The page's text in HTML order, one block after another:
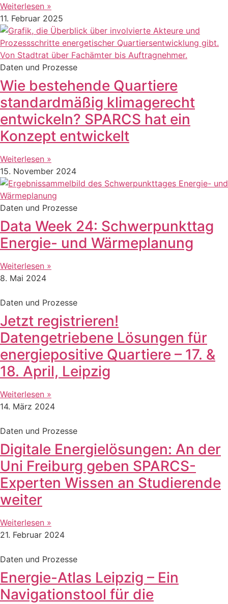
Weiterlesen »
11. Februar 2025
Daten und Prozesse
Wie bestehende Quartiere
standardmäßig klimagerecht
entwickeln? SPARCS hat ein
Konzept entwickelt
Weiterlesen »
15. November 2024
Daten und Prozesse
Data Week 24: Schwerpunkttag
Energie- und Wärmeplanung
Weiterlesen »
8. Mai 2024
Daten und Prozesse
Jetzt registrieren!
Datengetriebene Lösungen für
energiepositive Quartiere – 17. &
18. April, Leipzig
Weiterlesen »
14. März 2024
Daten und Prozesse
Digitale Energielösungen: An der
Uni Freiburg geben SPARCS-
Experten Wissen an Studierende
weiter
Weiterlesen »
21. Februar 2024
Daten und Prozesse
Energie-Atlas Leipzig – Ein
Navigationstool für die